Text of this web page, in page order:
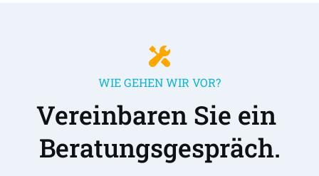
WIE GEHEN WIR VOR?
Vereinbaren Sie ein
Beratungsgespräch.